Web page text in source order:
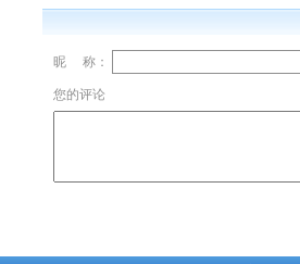
昵 称：
您的评论